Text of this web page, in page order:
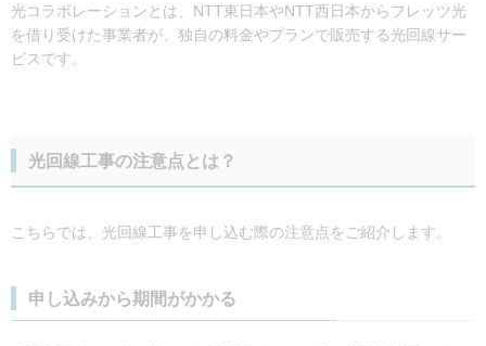
光コラボレーションとは、NTT東日本やNTT西日本からフレッツ光
を借り受けた事業者が、独自の料金やプランで販売する光回線サー
ビスです。
光回線工事の注意点とは？
こちらでは、光回線工事を申し込む際の注意点をご紹介します。
申し込みから期間がかかる